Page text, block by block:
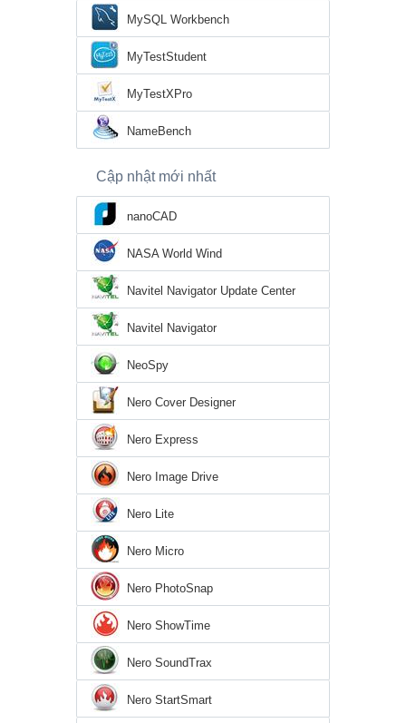
MySQL Workbench
MyTestStudent
MyTestXPro
NameBench
Cập nhật mới nhất
nanoCAD
NASA World Wind
Navitel Navigator Update Center
Navitel Navigator
NeoSpy
Nero Cover Designer
Nero Express
Nero Image Drive
Nero Lite
Nero Micro
Nero PhotoSnap
Nero ShowTime
Nero SoundTrax
Nero StartSmart